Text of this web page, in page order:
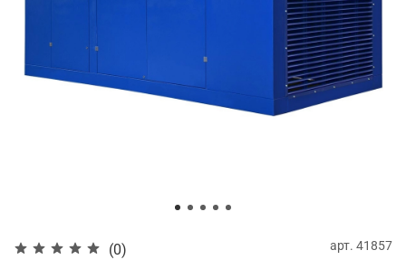
(0) арт. 41857